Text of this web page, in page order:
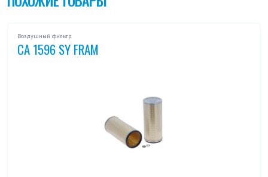
Воздушный фильтр
CA 1596 SY FRAM